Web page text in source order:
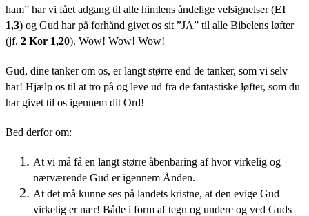
ham” har vi fået adgang til alle himlens åndelige velsignelser (Ef
1,3) og Gud har på forhånd givet os sit ”JA” til alle Bibelens løfter
(jf. 2 Kor 1,20). Wow! Wow! Wow!
Gud, dine tanker om os, er langt større end de tanker, som vi selv
har! Hjælp os til at tro på og leve ud fra de fantastiske løfter, som du
har givet til os igennem dit Ord!
Bed derfor om:
At vi må få en langt større åbenbaring af hvor virkelig og
nærværende Gud er igennem Ånden.
At det må kunne ses på landets kristne, at den evige Gud
virkelig er nær! Både i form af tegn og undere og ved Guds